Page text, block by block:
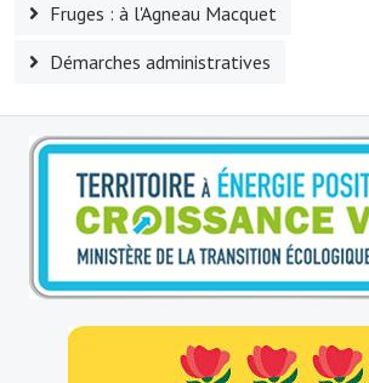
Le calendrier annuel
Liste et coordonnées des associations
TOURISME, PATRIMOINE
Fressin, ville d'histoire
L'église
Les panneaux du patrimoine
Le château
Georges Bernanos
Fruges : à l'Agneau Macquet
Démarches administratives